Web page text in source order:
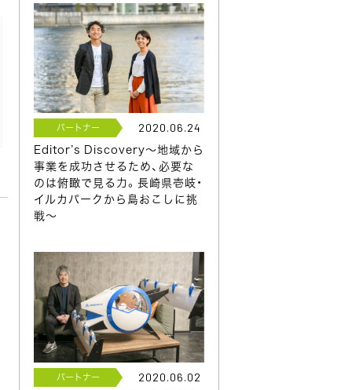
パートナー 2020.06.24
Editor’s Discovery～地域から
事業を成功させるため、必要な
のは俯瞰で見る力。長崎県壱岐・
イルカパークから島おこしに挑
戦～
パートナー 2020.06.02